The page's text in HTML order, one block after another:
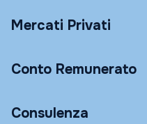
Mercati Privati
Conto Remunerato
Consulenza